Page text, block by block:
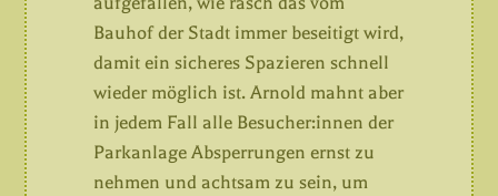
Bauhof der Stadt immer beseitigt wird,
damit ein sicheres Spazieren schnell
wieder möglich ist. Arnold mahnt aber
in jedem Fall alle Besucher:innen der
Parkanlage Absperrungen ernst zu
nehmen und achtsam zu sein, um